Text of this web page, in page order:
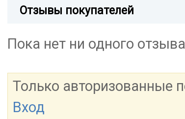
Отзывы покупателей
Пока нет ни одного
Только авторизованные
Вход